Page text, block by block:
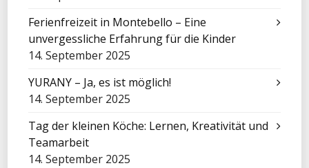
Ferienfreizeit in Montebello – Eine
unvergessliche Erfahrung für die Kinder
14. September 2025
YURANY – Ja, es ist möglich!
14. September 2025
Tag der kleinen Köche: Lernen, Kreativität und
Teamarbeit
14. September 2025